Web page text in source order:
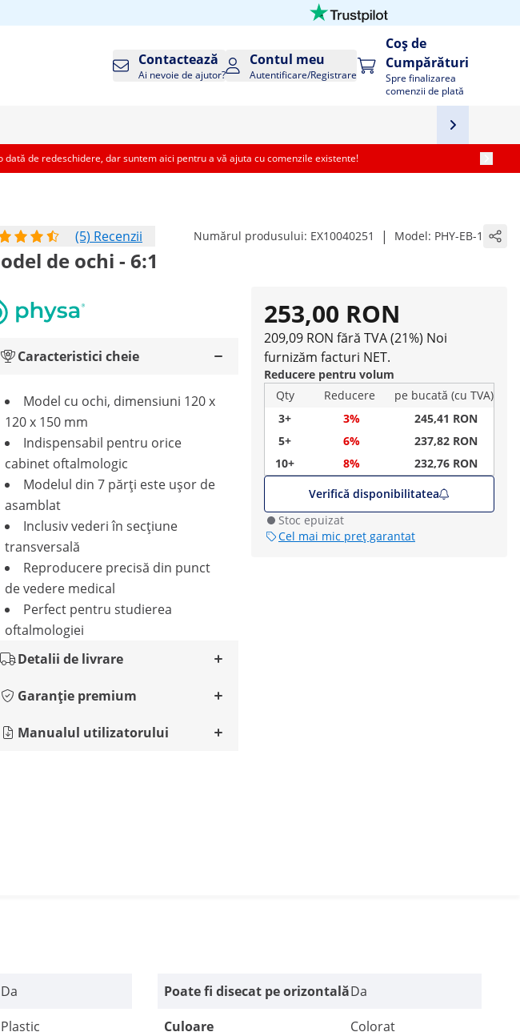
Contactează
Ai nevoie de ajutor?
Contul meu
Autentificare/Registrare
Coș de
Cumpărături
Spre finalizarea
comenzii de plată
de redeschidere, dar suntem aici pentru a vă ajuta cu comenzile existente!
(5) Recenzii
Numărul produsului: EX10040251 | Model: PHY-EB-1
de ochi - 6:1
253,00 RON
209,09 RON fără TVA (21%) Noi
furnizăm facturi NET.
Reducere pentru volum
Qty
Reducere
pe bucată (cu TVA)
3+
3%
245,41 RON
5+
6%
237,82 RON
10+
8%
232,76 RON
Verifică disponibilitatea
Stoc epuizat
Cel mai mic preț garantat
Caracteristici cheie
Model cu ochi, dimensiuni 120 x
120 x 150 mm
Indispensabil pentru orice
cabinet oftalmologic
Modelul din 7 părți este ușor de
asamblat
Inclusiv vederi în secțiune
transversală
Reproducere precisă din punct
de vedere medical
Perfect pentru studierea
oftalmologiei
Detalii de livrare
Garanție premium
Manualul utilizatorului
Da Poate fi disecat pe orizontalăDa
Plastic Culoare Colorat